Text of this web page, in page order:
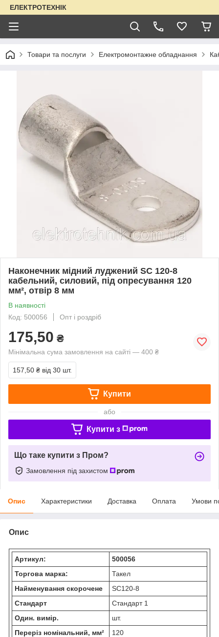
ЕЛЕКТРОТЕХНІК
Товари та послуги Електромонтажне обладнання
Наконечник мідний луджений SC 120-8
кабельний, силовий, під опресування 120
мм², отвір 8 мм
В наявності
Код: 500056
Опт і роздріб
175,50 ₴
Мінімальна сума замовлення на сайті — 400 ₴
157,50 ₴ від 30 шт.
Купити
або
Купити з
Що таке купити з Пром?
Замовлення під захистом
Опис Характеристики Доставка Оплата Умови
Опис
Артикул:
500056
Торгова марка:
Такел
Найменування скорочене
SC120-8
Стандарт
Стандарт 1
Один. вимір.
шт.
Переріз номінальний, мм²
120